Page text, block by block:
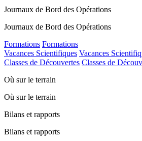
Journaux de Bord des Opérations
Journaux de Bord des Opérations
Formations Formations
Vacances Scientifiques Vacances
Classes de Découvertes Classes de
Où sur le terrain
Où sur le terrain
Bilans et rapports
Bilans et rapports